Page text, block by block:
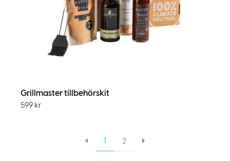
Grillmaster tillbehörskit
599 kr
1 2